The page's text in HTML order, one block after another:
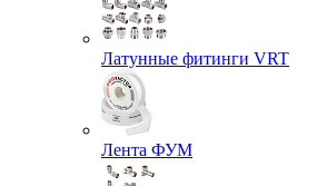
Латунные фитинги VRT
Лента ФУМ